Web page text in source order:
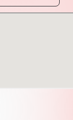
たり、下記ご案